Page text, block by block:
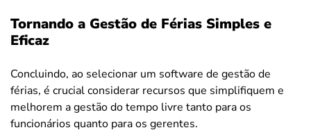
Tornando a Gestão de Férias Simples e
Eficaz
Concluindo, ao selecionar um software de gestão de
férias, é crucial considerar recursos que simplifiquem e
melhorem a gestão do tempo livre tanto para os
funcionários quanto para os gerentes.